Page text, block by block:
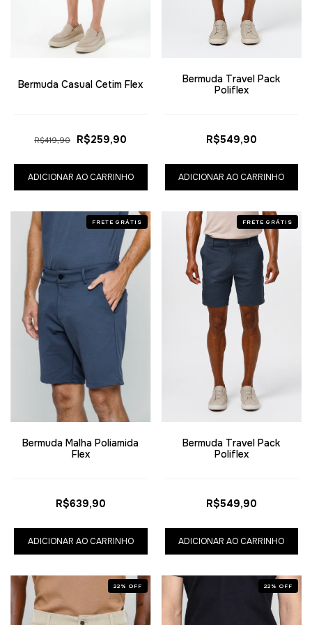
Bermuda Casual Cetim Flex
R$419,90 R$259,90
ADICIONAR AO CARRINHO
Bermuda Travel Pack
Poliflex
R$549,90
ADICIONAR AO CARRINHO
FRETE GRÁTIS
Bermuda Malha Poliamida
Flex
R$639,90
ADICIONAR AO CARRINHO
FRETE GRÁTIS
Bermuda Travel Pack
Poliflex
R$549,90
ADICIONAR AO CARRINHO
22 % OFF 22 % OFF